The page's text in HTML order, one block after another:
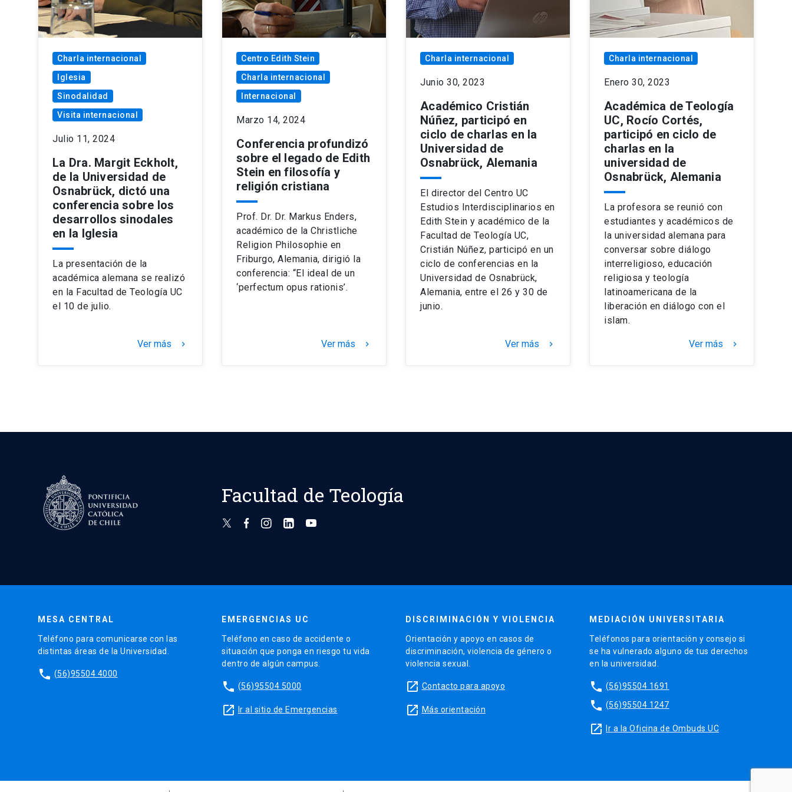
Charla internacional
Iglesia
Sinodalidad
Visita internacional
Julio 11, 2024
La Dra. Margit Eckholt,
de la Universidad de
Osnabrück, dictó una
conferencia sobre los
desarrollos sinodales
en la Iglesia
La presentación de la
académica alemana se realizó
en la Facultad de Teología UC
el 10 de julio.
Ver más keyboard_arrow_right
Centro Edith Stein
Charla internacional
Internacional
Marzo 14, 2024
Conferencia profundizó
sobre el legado de Edith
Stein en filosofía y
religión cristiana
Prof. Dr. Dr. Markus Enders,
académico de la Christliche
Religion Philosophie en
Friburgo, Alemania, dirigió la
conferencia: “El ideal de un
‘perfectum opus rationis’.
Ver más keyboard_arrow_right
Charla internacional
Junio 30, 2023
Académico Cristián
Núñez, participó en
ciclo de charlas en la
Universidad de
Osnabrück, Alemania
El director del Centro UC
Estudios Interdisciplinarios en
Edith Stein y académico de la
Facultad de Teología UC,
Cristián Núñez, participó en un
ciclo de conferencias en la
Universidad de Osnabrück,
Alemania, entre el 26 y 30 de
junio.
Ver más keyboard_arrow_right
Charla internacional
Enero 30, 2023
Académica de Teología
UC, Rocío Cortés,
participó en ciclo de
charlas en la
universidad de
Osnabrück, Alemania
La profesora se reunió con
estudiantes y académicos de
la universidad alemana para
conversar sobre diálogo
interreligioso, educación
religiosa y teología
latinoamericana de la
liberación en diálogo con el
islam.
Ver más keyboard_arrow_right
Facultad de Teología
MESA CENTRAL
Teléfono para comunicarse con las
distintas áreas de la Universidad.
phone (56)95504 4000
EMERGENCIAS UC
Teléfono en caso de accidente o
situación que ponga en riesgo tu vida
dentro de algún campus.
phone (56)95504 5000
launch Ir al sitio de Emergencias
DISCRIMINACIÓN Y VIOLENCIA
Orientación y apoyo en casos de
discriminación, violencia de género o
violencia sexual.
launch Contacto para apoyo
launch Más orientación
MEDIACIÓN UNIVERSITARIA
Teléfonos para orientación y consejo si
se ha vulnerado alguno de tus derechos
en la universidad.
phone (56)95504 1691
phone (56)95504 1247
launch Ir a la Oficina de Ombuds UC